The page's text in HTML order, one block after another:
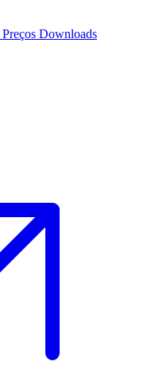
Preços Downloads